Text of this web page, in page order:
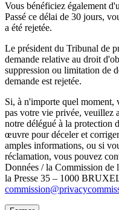
Vous bénéficiez également
Passé ce délai de 30 jours,
a été rejetée.
Le président du Tribunal de
demande relative au droit
suppression ou limitation de
demande est rejetée.
Si, à n'importe quel moment,
pas votre vie privée, veuillez
notre délégué à la protection
œuvre pour déceler et
amples informations, ou si
réclamation, vous pouvez
Données / la Commission de
la Presse 35 – 1000